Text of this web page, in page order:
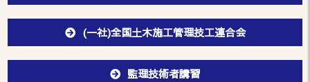
(一社)全国土木施工管理技工連合会
監理技術者講習